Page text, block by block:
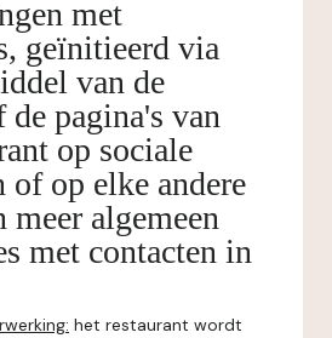
met
geïnitieerd via
van de
pagina's van
op sociale
of op elke andere
meer algemeen
met contacten in
het restaurant wordt